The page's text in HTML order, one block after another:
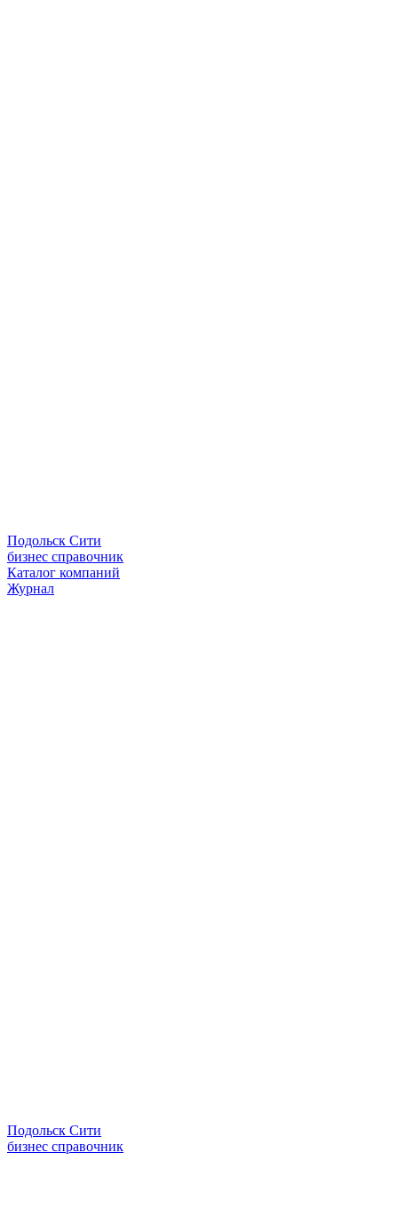
Подольск Сити
бизнес справочник
Каталог компаний
Журнал
Подольск Сити
бизнес справочник